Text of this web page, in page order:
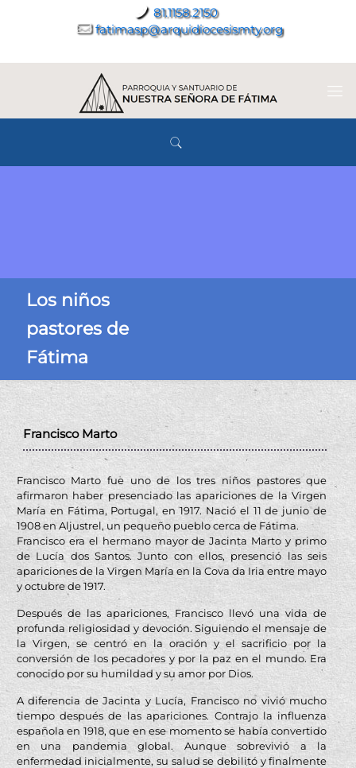
81.1158.2150
fatimasp@arquidiocesismty.org
Los niños
pastores de
Fátima
Francisco Marto
Francisco Marto fue uno de los tres niños pastores que
afirmaron haber presenciado las apariciones de la Virgen
María en Fátima, Portugal, en 1917. Nació el 11 de junio de
1908 en Aljustrel, un pequeño pueblo cerca de Fátima.
Francisco era el hermano mayor de Jacinta Marto y primo
de Lucía dos Santos. Junto con ellos, presenció las seis
apariciones de la Virgen María en la Cova da Iria entre mayo
y octubre de 1917.
Después de las apariciones, Francisco llevó una vida de
profunda religiosidad y devoción. Siguiendo el mensaje de
la Virgen, se centró en la oración y el sacrificio por la
conversión de los pecadores y por la paz en el mundo. Era
conocido por su humildad y su amor por Dios.
A diferencia de Jacinta y Lucía, Francisco no vivió mucho
tiempo después de las apariciones. Contrajo la influenza
española en 1918, que en ese momento se había convertido
en una pandemia global. Aunque sobrevivió a la
enfermedad inicialmente, su salud se debilitó y finalmente